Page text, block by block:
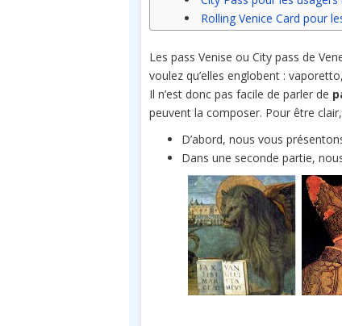
Rolling Venice Card pour
Les pass Venise ou City pass de
voulez qu’elles englobent :
Il n’est donc pas facile de parler de
peuvent la composer. Pour être
D’abord, nous vous
Dans une seconde partie,